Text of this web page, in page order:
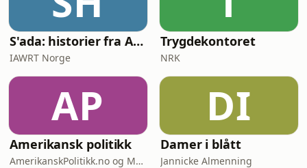
si=dd39f052e6d24e18 Kommenter
"Massiv legolastebil" hvis du leser
dette I "La oss g&aring;"
S'ada: historier fra Afghanistan
IAWRT Norge
Trygdekontoret
NRK
AP
Amerikansk politikk
AmerikanskPolitikk.no og Moderne Media
DI
Damer i blått
Jannicke Almenning